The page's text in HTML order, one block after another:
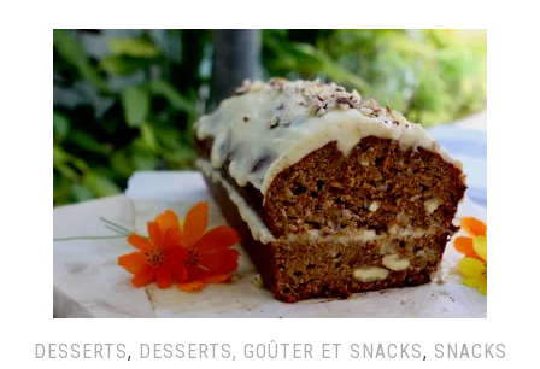
DESSERTS, DESSERTS, GOÛTER ET SNACKS, SNACKS